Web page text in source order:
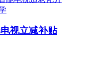
视立减补贴